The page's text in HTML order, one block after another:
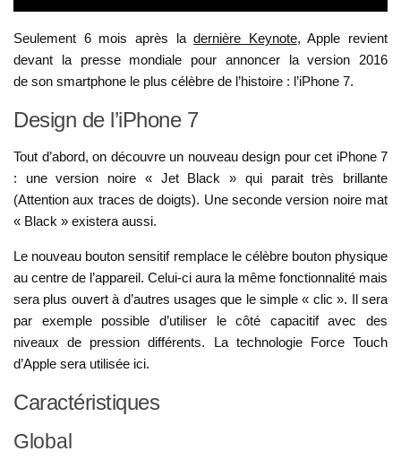
Seulement 6 mois après ladernière Keynote, Apple revient
devant la presse mondiale pour annoncer la version 2016
de son smartphone le plus célèbre de l’histoire : l’iPhone 7.
Design de l’iPhone 7
Tout d’abord, on découvre un nouveau design pour cet iPhone 7
: une version noire « Jet Black » qui parait très brillante
(Attention aux traces de doigts). Une seconde version noire mat
« Black » existera aussi.
Le nouveau bouton sensitif remplace le célèbre bouton physique
au centre de l’appareil. Celui-ci aura la même fonctionnalité mais
sera plus ouvert à d’autres usages que le simple « clic ». Il sera
par exemple possible d’utiliser le côté capacitif avec des
niveaux de pression différents. La technologie Force Touch
d’Apple sera utilisée ici.
Caractéristiques
Global